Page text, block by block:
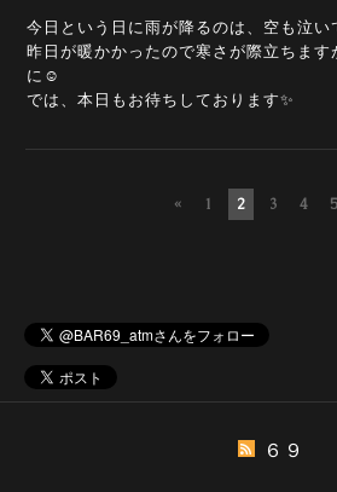
今日という日に雨が降るのは、空も泣い
昨日が暖かかったので寒さが際立ちます
に☺️
では、本日もお待ちしております✨
« 1 2 3 4 5
６９